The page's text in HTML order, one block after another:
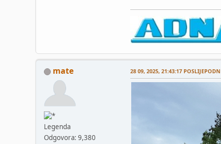
mate
Legenda
Odgovora: 9,380
28 09, 2025, 21:43:17